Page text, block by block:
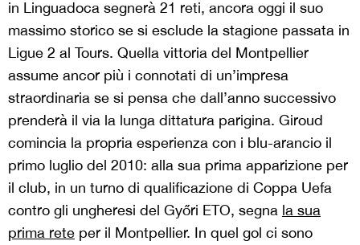
in Linguadoca segnerà 21 reti, ancora oggi il suo
massimo storico se si esclude la stagione passata in
Ligue 2 al Tours. Quella vittoria del Montpellier
assume ancor più i connotati di un’impresa
straordinaria se si pensa che dall’anno successivo
prenderà il via la lunga dittatura parigina. Giroud
comincia la propria esperienza con i blu-arancio il
primo luglio del 2010: alla sua prima apparizione per
il club, in un turno di qualificazione di Coppa Uefa
contro gli ungheresi del Győri ETO, segna la sua
prima rete per il Montpellier. In quel gol ci sono